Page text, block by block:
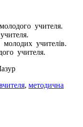
учителя.
учителів.
учителя.
, методична